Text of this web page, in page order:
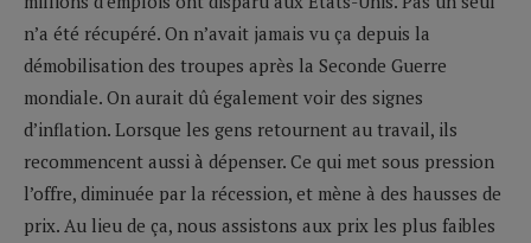
n’a été récupéré. On n’avait jamais vu ça depuis la
démobilisation des troupes après la Seconde Guerre
mondiale. On aurait dû également voir des signes
d’inflation. Lorsque les gens retournent au travail, ils
recommencent aussi à dépenser. Ce qui met sous pression
l’offre, diminuée par la récession, et mène à des hausses de
prix. Au lieu de ça, nous assistons aux prix les plus faibles